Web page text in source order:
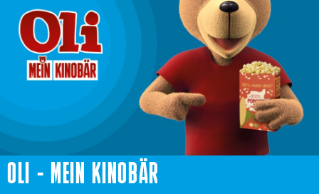
OLI - MEIN KINOBÄR